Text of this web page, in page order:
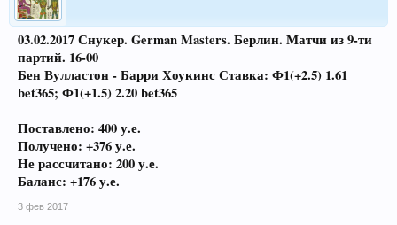
03.02.2017 Снукер. German Masters. Берлин. Матчи из 9-ти
партий. 16-00
Бен Вулластон - Барри ХоукинсСтавка: Ф1(+2.5) 1.61
bet365; Ф1(+1.5) 2.20 bet365
Поставлено: 400 у.е.
Получено: +376 у.е.
Не рассчитано: 200 у.е.
Баланс: +176 у.е.
3 фев 2017